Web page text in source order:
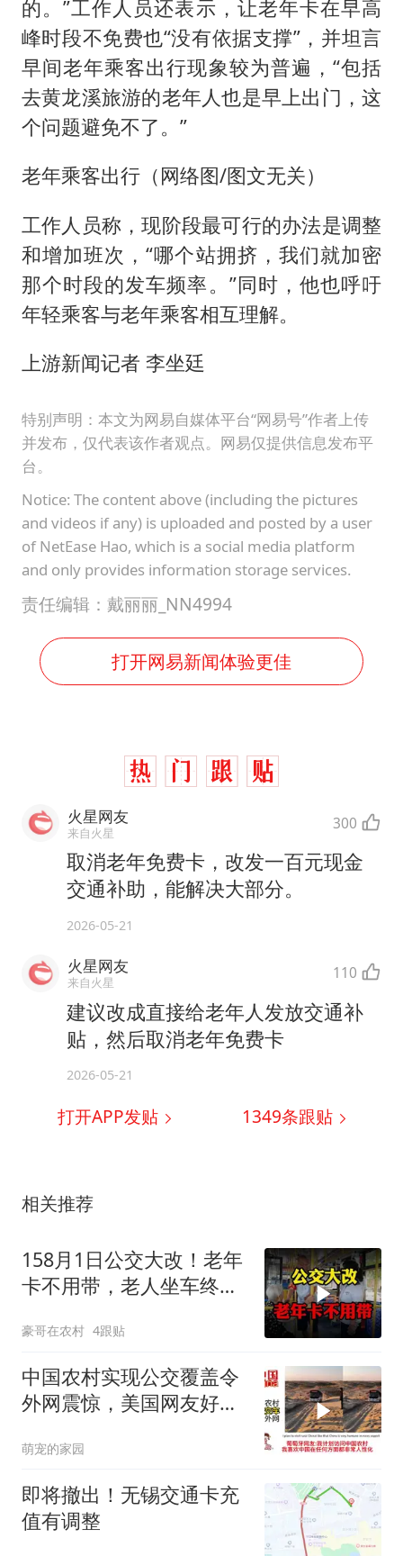
的。”工作人员还表示，让老年卡在早高
峰时段不免费也“没有依据支撑”，并坦言
早间老年乘客出行现象较为普遍，“包括
去黄龙溪旅游的老年人也是早上出门，这
个问题避免不了。”
老年乘客出行（网络图/图文无关）
工作人员称，现阶段最可行的办法是调整
和增加班次，“哪个站拥挤，我们就加密
那个时段的发车频率。”同时，他也呼吁
年轻乘客与老年乘客相互理解。
上游新闻记者 李坐廷
特别声明：本文为网易自媒体平台“网易号”作者上传
并发布，仅代表该作者观点。网易仅提供信息发布平
台。
Notice: The content above (including the pictures
and videos if any) is uploaded and posted by a user
of NetEase Hao, which is a social media platform
and only provides information storage services.
责任编辑：戴丽丽_NN4994
打开网易新闻体验更佳
火星网友
来自火星 300
取消老年免费卡，改发一百元现金
交通补助，能解决大部分。
2026-05-21
火星网友
来自火星 110
建议改成直接给老年人发放交通补
贴，然后取消老年免费卡
2026-05-21
打开APP发贴 1349条跟贴
相关推荐
158月1日公交大改！老年
卡不用带，老人坐车终于
豪哥在农村 4跟贴
中国农村实现公交覆盖令
外网震惊，美国网友好
萌宠的家园
即将撤出！无锡交通卡充
值有调整